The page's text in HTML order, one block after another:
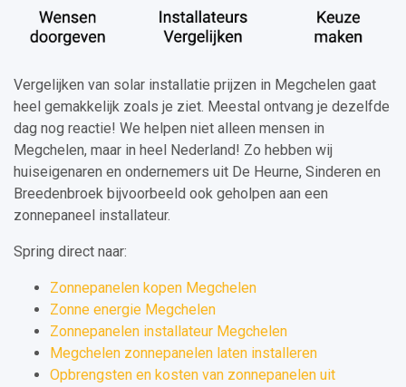
Vergelijken van solar installatie prijzen in Megchelen gaat
heel gemakkelijk zoals je ziet. Meestal ontvang je dezelfde
dag nog reactie! We helpen niet alleen mensen in
Megchelen, maar in heel Nederland! Zo hebben wij
huiseigenaren en ondernemers uit De Heurne, Sinderen en
Breedenbroek bijvoorbeeld ook geholpen aan een
zonnepaneel installateur.
Spring direct naar:
Zonnepanelen kopen Megchelen
Zonne energie Megchelen
Zonnepanelen installateur Megchelen
Megchelen zonnepanelen laten installeren
Opbrengsten en kosten van zonnepanelen uit